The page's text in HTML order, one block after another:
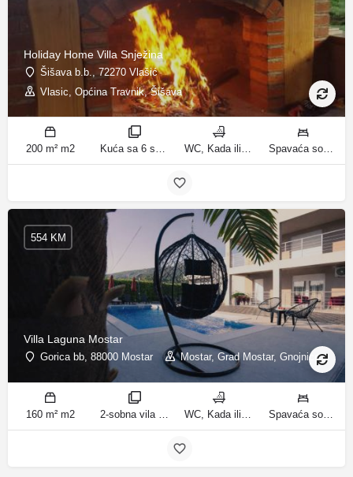
Holiday Home Villa Snježina
Šišava b.b., 72270 Vlašić
Vlasic, Općina Travnik, Šišava
200 m² m2 Kuća sa 6 spavaćih soba sobe WC, Kada ili tuš kupatila Spavaća soba 1: 1 krevet za jednu osobu | Spavaća soba 2: 1 krevet za jednu osobu | Spavaća soba 3: 1 francuski bračni krevet | Spavaća soba 4: 2 kreveta za jednu osobu | Dnevni boravak: 1 kauč na razvlačenje ležaja
Villa Laguna Mostar
Gorica bb, 88000 Mostar Mostar, Grad Mostar, Gnojnice
554 KM
160 m² m2 2-sobna vila sobe WC, Kada ili tuš kupatila Spavaća soba 1: 1 bračni krevet | Spavaća soba 2: 3 kreveta za jednu osobu | Dnevni boravak: 1 kauč na razvlačenje ležaja